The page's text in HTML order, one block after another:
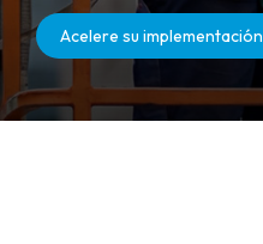
Acelere su implementación